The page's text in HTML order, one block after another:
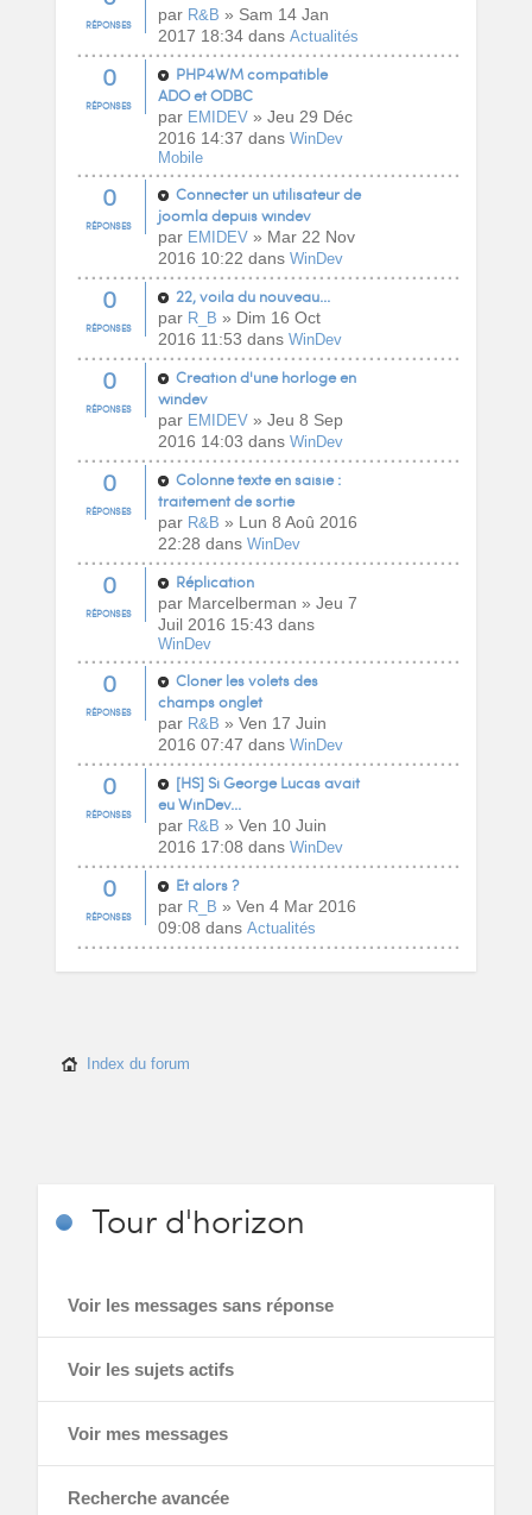
RÉPONSES
par R&B » Sam 14 Jan
2017 18:34 dans Actualités
0
RÉPONSES
PHP4WM compatible
ADO et ODBC
par EMIDEV» Jeu 29 Déc
2016 14:37 dans WinDev
Mobile
0
RÉPONSES
Connecter un utilisateur de
joomla depuis windev
par EMIDEV» Mar 22 Nov
2016 10:22 dans WinDev
0
RÉPONSES
22, voila du nouveau...
par R_B » Dim 16 Oct
2016 11:53 dans WinDev
0
RÉPONSES
Creation d'une horloge en
windev
par EMIDEV» Jeu 8 Sep
2016 14:03 dans WinDev
0
RÉPONSES
Colonne texte en saisie :
traitement de sortie
par R&B » Lun 8 Aoû 2016
22:28 dans WinDev
0
RÉPONSES
Réplication
par Marcelberman » Jeu 7
Juil 2016 15:43 dans
WinDev
0
RÉPONSES
Cloner les volets des
champs onglet
par R&B » Ven 17 Juin
2016 07:47 dans WinDev
0
RÉPONSES
[HS] Si George Lucas avait
eu WinDev...
par R&B » Ven 10 Juin
2016 17:08 dans WinDev
0
RÉPONSES
Et alors ?
par R_B » Ven 4 Mar 2016
09:08 dans Actualités
Index du forum
Tourd'horizon
Voir les messages sans réponse
Voir les sujets actifs
Voir mes messages
Recherche avancée